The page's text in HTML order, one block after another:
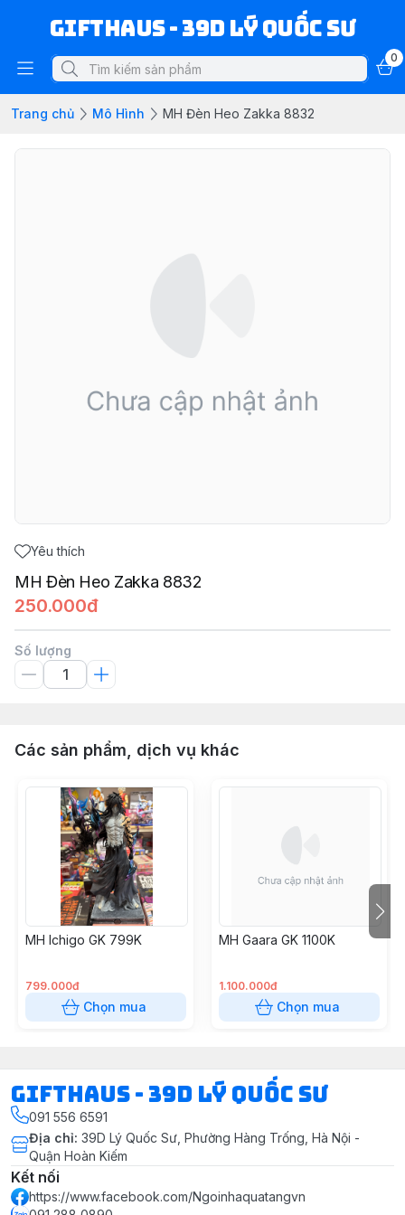
Gifthaus - 39D Lý Quốc Sư
0
Trang chủ Mô Hình MH Đèn Heo Zakka 8832
Yêu thích
MH Đèn Heo Zakka 8832
250.000đ
Số lượng
Các sản phẩm, dịch vụ khác
MH Ichigo GK 799K
799.000đ
Chọn mua
MH Gaara GK 1100K
1.100.000đ
Chọn mua
Gifthaus - 39D Lý Quốc Sư
091 556 6591
Địa chỉ: 39D Lý Quốc Sư, Phường Hàng Trống, Hà Nội -
Quận Hoàn Kiếm
Kết nối
https://www.facebook.com/Ngoinhaquatangvn